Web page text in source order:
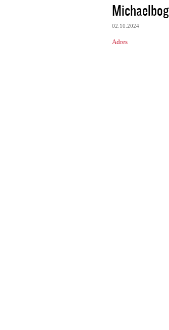
Michaelbog
02.10.2024
Adres